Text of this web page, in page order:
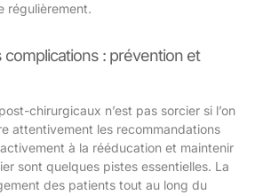
régulièrement.
complications : prévention et
chirurgicaux n’est pas sorcier si l’on
attentivement les recommandations
à la rééducation et maintenir
sont quelques pistes essentielles. La
des patients tout au long du